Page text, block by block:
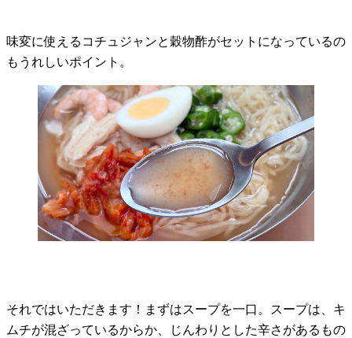
味変に使えるコチュジャンと穀物酢がセットになっているの
もうれしいポイント。
それではいただきます！まずはスープを一口。スープは、キ
ムチが混ざっているからか、じんわりとした辛さがあるもの